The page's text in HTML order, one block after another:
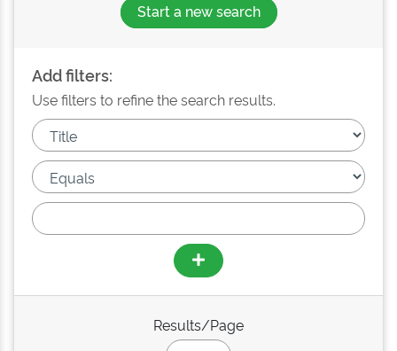
Start a new search
Add filters:
Use filters to refine the search results.
Results/Page